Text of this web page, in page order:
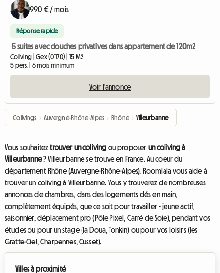
990 € / mois
Réponse rapide
5 suites avec douches privatives dans appartement de 120m2
Coliving | Gex (01170) | 15 M2
5 pers. | 6 mois minimum
Voir l'annonce
Colivings › Auvergne-Rhône-Alpes › Rhône › Villeurbanne
Vous souhaiteztrouver un coliving ou proposer un coliving à
Villeurbanne? Villeurbanne se trouve en France. Au coeur du
département Rhône (Auvergne-Rhône-Alpes). Roomlala vous aide à
trouver un coliving à Villeurbanne. Vous y trouverez de nombreuses
annonces de chambres, dans des logements clés en main,
complètement équipés, que ce soit pour travailler - jeune actif,
saisonnier, déplacement pro (Pôle Pixel, Carré de Soie), pendant vos
études ou pour un stage (la Doua, Tonkin) ou pour vos loisirs (les
Gratte-Ciel, Charpennes, Cusset).
Villes à proximité